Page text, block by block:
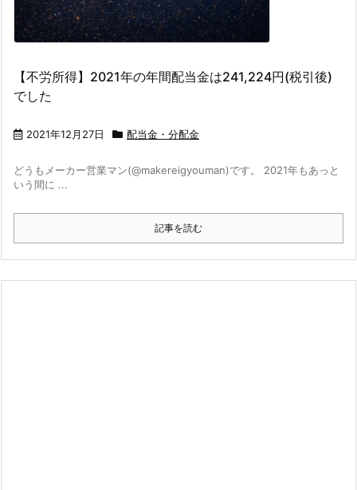
【不労所得】2021年の年間配当金は241,224円(税引後)
でした
2021年12月27日 配当金・分配金
どうもメーカー営業マン(@makereigyouman)です。 2021年もあっと
いう間に ...
記事を読む